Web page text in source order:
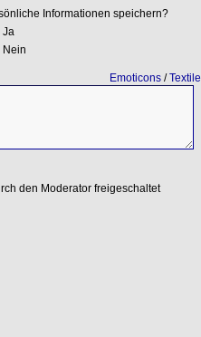
Informationen speichern?
Ja
Nein
Emoticons/Textile
den Moderator freigeschaltet